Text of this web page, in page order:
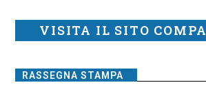
VISITA IL SITO
RASSEGNA STAMPA